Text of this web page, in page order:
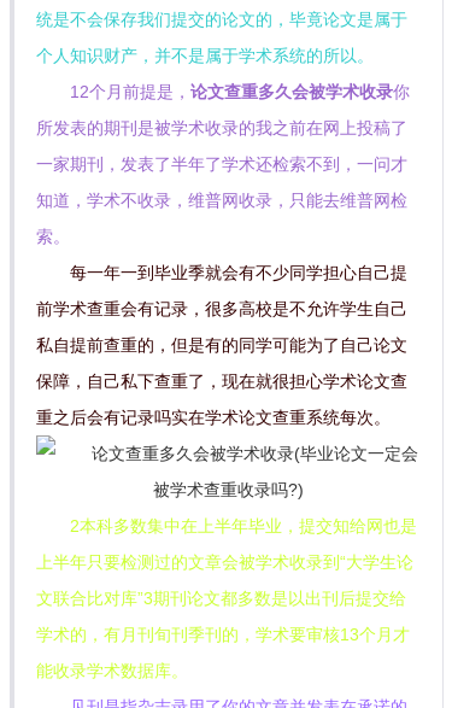
统是不会保存我们提交的论文的，毕竟论文是属于
个人知识财产，并不是属于学术系统的所以。
12个月前提是， 论文查重多久会被学术收录你
所发表的期刊是被学术收录的我之前在网上投稿了
一家期刊，发表了半年了学术还检索不到，一问才
知道，学术不收录，维普网收录，只能去维普网检
索。
每一年一到毕业季就会有不少同学担心自己提
前学术查重会有记录，很多高校是不允许学生自己
私自提前查重的，但是有的同学可能为了自己论文
保障，自己私下查重了，现在就很担心学术论文查
重之后会有记录吗实在学术论文查重系统每次。
2本科多数集中在上半年毕业，提交知给网也是
上半年只要检测过的文章会被学术收录到“大学生论
文联合比对库”3期刊论文都多数是以出刊后提交给
学术的，有月刊旬刊季刊的，学术要审核13个月才
能收录学术数据库。